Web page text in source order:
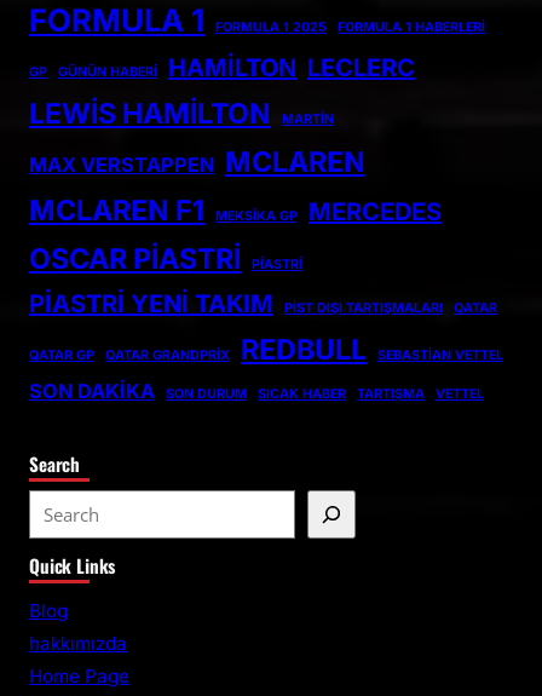
FORMULA 1 FORMULA 1 2025 FORMULA 1 HABERLERI
GP GÜNÜN HABERI HAMILTON LECLERC
LEWIS HAMILTON MARTIN
MAX VERSTAPPEN MCLAREN
MCLAREN F1
MEKSIKA GP MERCEDES
OSCAR PIASTRI PIASTRI
PIASTRI YENI TAKIM PIST DIŞI TARTIŞMALARI QATAR
QATAR GP QATAR GRANDPRIX REDBULL SEBASTIAN VETTEL
SON DAKIKA SON DURUM SICAK HABER TARTIŞMA VETTEL
Search
e
a
r
Quick Links
Blog
hakkımızda
Home Page